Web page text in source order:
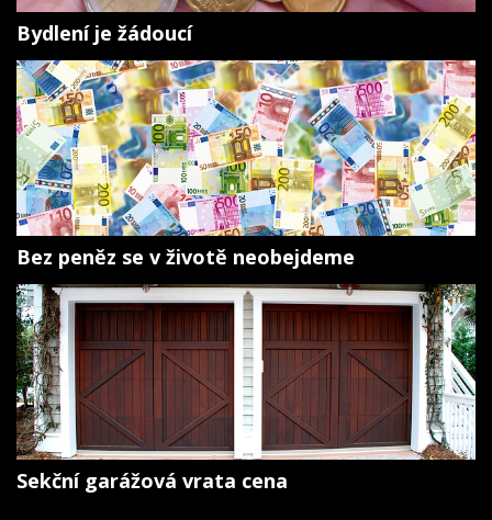
Bydlení je žádoucí
Bez peněz se v životě neobejdeme
Sekční garážová vrata cena